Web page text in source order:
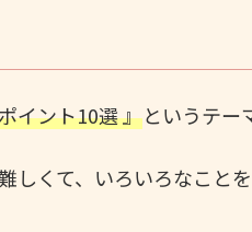
イント10選 』というテー
しくて、いろいろなこと